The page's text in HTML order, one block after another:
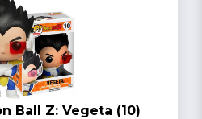
Ball Z: Vegeta (10)